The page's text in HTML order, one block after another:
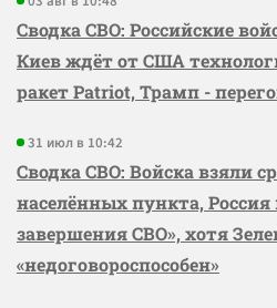
Сводка СВО: Российские
Киев ждёт от США
ракет Patriot, Трамп -
31 июл в 10:42
Сводка СВО: Войска взяли
населённых пункта,
завершения СВО», хотя
«недоговороспособен»